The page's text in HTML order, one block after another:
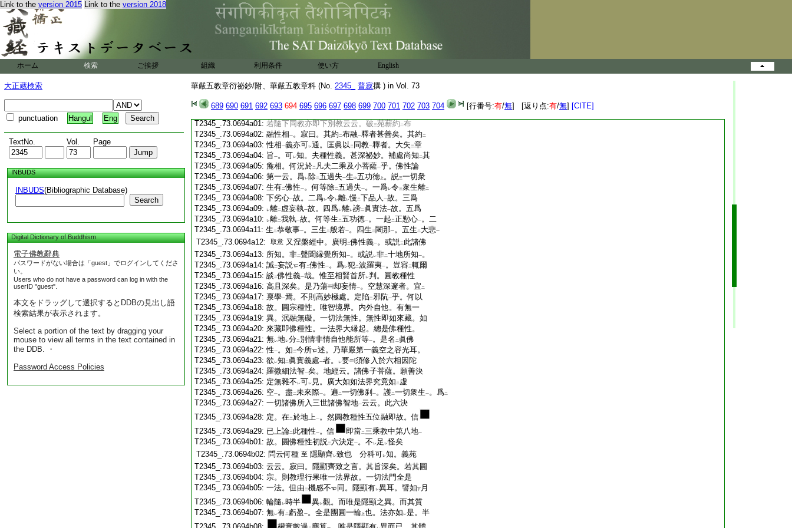
Link to the version 2015 Link to the version 2018
ホーム 検索 ご挨拶 組織 利用条件 使い方 English
大正蔵検索
punctuation Hangul Eng
TextNo. Vol. Page
INBUDS
INBUDS(Bibliographic Database)
Search
Digital Dictionary of Buddhism
電子佛教辭典
パスワードがない場合は「guest」でログインしてくださ
い。
Users who do not have a password can log in with the
userID "guest".
本文をドラッグして選択するとDDBの見出し語
検索結果が表示されます。
Select a portion of the text by dragging your
mouse to view all terms in the text contained in
the DDB. ・
Password Access Policies
華嚴五教章衍祕鈔/附、華嚴五教章科 (No. 2345_ 普寂撰 ) in Vol. 73
689 690 691 692 693 694 695 696 697 698 699 700 701 702 703 704 [行番号:有/無] [返り点:有/無] [CITE]
T2345_.73.0693c20:薪簡易可レ 憑。復古引二孔目第一及第三
T2345_.73.0693c21: 云
T2345_.73.0693c22: 二據別教 至 餘可准知 此明二 別教 。苑薪云
云。復古引二孔目第二一。次引二 第三一。次引 二第一一 。
此第一之文解非 容易 。宜 細思繹 。匡眞下
T2345_.73.0693c25:和訓 レ知。次引 探玄第五一云云。隨門
T2345_.73.0693c26:顯現下。折薪明 三決定 云云。六決定者。如
T2345_.73.0693c27: 十地論第一･
第一･孔目第三･探玄第九･演
T2345_.73.0693c28:義三十四上･大乘義章第十二･瑜倫
十一
T2345_.73.0694a01: 若隨下同教亦即下別教云云。破三苑薪約 二布
T2345_.73.0694a02: 融性相一。寂曰。其約 二布融一釋者甚善矣。其約 二
T2345_.73.0694a03:性相一義亦可レ通。匡眞以 二 同教一釋者。大失 二章
T2345_.73.0694a04: 旨一。可レ知。夫種性義。甚深祕妙。補處尚知 二其
T2345_.73.0694a05: 麁相。何況於二 凡夫二乘及小菩薩一乎。佛性論
T2345_.73.0694a06: 第一云。爲レ除二五過失一生中五功徳 上 。説三一切衆
T2345_.73.0694a07: 生有二佛性一。何等除二五過失一。一爲レ令三衆生離二
T2345_.73.0694a08: 下劣心一故。二爲レ令レ離レ慢 二下品人 一故。三爲
T2345_.73.0694a09:
レ離二 虚妄執一故。四爲レ離レ謗二 眞實法一故。五爲
T2345_.73.0694a10:
レ離二我執一故。何等生 二五功徳一。一起 二正懃心一。二
T2345_.73.0694a11: 生 二恭敬事一。三生 二般若一。四生 二 闍那一。五生 二 大悲一
T2345_.73.0694a12: 取意 又涅槃經中。廣明 二佛性義一。或説三此諸佛
T2345_.73.0694a13: 所知。非二聲聞縁覺所知一。或説レ非二十地所知一。
T2345_.73.0694a14: 誡二妄説 有二佛性一。爲レ犯二波羅夷一。豈容三輒爾
T2345_.73.0694a15: 談 二佛性義一哉。惟至相賢首所レ判。圓教種性
T2345_.73.0694a16: 高且深矣。是乃蕩 却妄情一。空慧深邃者。宜 二
T2345_.73.0694a17: 禀學一焉。不則高妙極處。定陷二邪阬一乎。何以
T2345_.73.0694a18: 故。圓宗種性。唯智境界。内外自他。有無一
T2345_.73.0694a19: 異。泯融無礙。一切法無性。無性即如來藏。如
T2345_.73.0694a20: 來藏即佛種性。一法界大縁起。總是佛種性。
T2345_.73.0694a21: 無レ地レ分二 別情非情自他能所等一。是名 二 眞佛
T2345_.73.0694a22:性一。如 二今所
述。乃華嚴第一義空之容光耳。
T2345_.73.0694a23: 欲 レ知 二 眞實義處一者。 レ要
須修入於六相因陀
T2345_.73.0694a24: 羅微細法智一矣。地經云。諸佛子菩薩。願善決
T2345_.73.0694a25: 定無雜不 レ可レ 見。廣大如如法界究竟如 二 虚
T2345_.73.0694a26: 空一。盡二未來際一。遍 二一切佛刹 一。護二一切衆生一。爲二
T2345_.73.0694a27: 一切諸佛所入三世諸佛智地一云云。此六決
T2345_.73.0694a28: 定。在二於地上一。然圓教種性五位融即故。信
T2345_.73.0694a29: 已上論二 此種性一。信 即當二三乘教中第八地一
T2345_.73.0694b01: 故。圓佛種性初説二六決定一。不 レ足 レ怪矣
T2345_.73.0694b02: 問云何種 至 隱顯齊レ致也 分科可レ知。義苑
T2345_.73.0694b03: 云云。寂曰。隱顯齊致之言。其旨深矣。若其圓
T2345_.73.0694b04: 宗。則教理行果唯一法界故。一切法門全是
T2345_.73.0694b05: 一法。但由 二機感不 同。隱顯有レ異耳。譬如下 月
T2345_.73.0694b06: 輪隨 レ時半 異レ觀。而唯是隱顯之異。而其質
T2345_.73.0694b07: 無レ有二 虧盈 一。全是團圓一輪 上也。法亦如 レ是。半